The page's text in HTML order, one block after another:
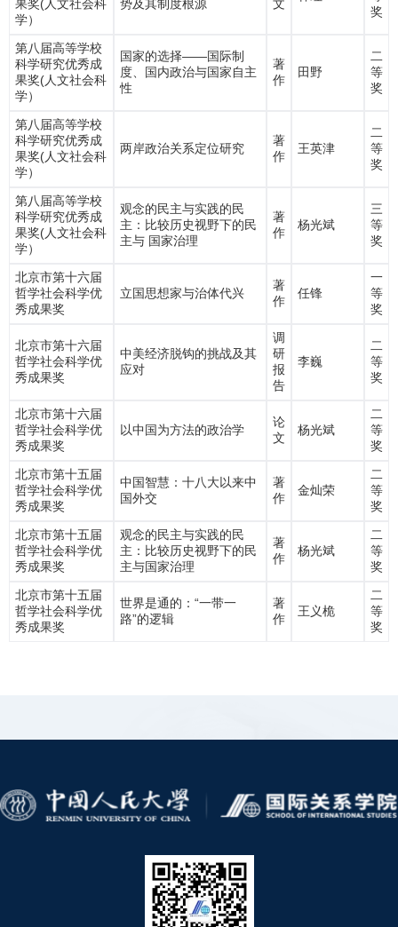
果奖(人文社会科
学）
势及其制度根源
文
奖
第八届高等学校
科学研究优秀成
果奖(人文社会科
学）
国家的选择——国际制
度、国内政治与国家自主
性
著
作
田野
二
等
奖
第八届高等学校
科学研究优秀成
果奖(人文社会科
学）
两岸政治关系定位研究
著
作
王英津
二
等
奖
第八届高等学校
科学研究优秀成
果奖(人文社会科
学）
观念的民主与实践的民
主：比较历史视野下的民
主与 国家治理
著
作
杨光斌
三
等
奖
北京市第十六届
哲学社会科学优
秀成果奖
立国思想家与治体代兴
著
作
任锋
一
等
奖
北京市第十六届
哲学社会科学优
秀成果奖
中美经济脱钩的挑战及其
应对
调
研
报
告
李巍
二
等
奖
北京市第十六届
哲学社会科学优
秀成果奖
以中国为方法的政治学
论
文
杨光斌
二
等
奖
北京市第十五届
哲学社会科学优
秀成果奖
中国智慧：十八大以来中
国外交
著
作
金灿荣
二
等
奖
北京市第十五届
哲学社会科学优
秀成果奖
观念的民主与实践的民
主：比较历史视野下的民
主与国家治理
著
作
杨光斌
二
等
奖
北京市第十五届
哲学社会科学优
秀成果奖
世界是通的：“一带一
路”的逻辑
著
作
王义桅
二
等
奖